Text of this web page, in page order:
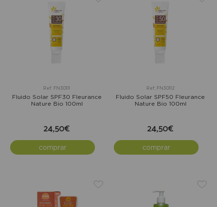
Ref: FN30111
Fluido Solar SPF30 Fleurance
Nature Bio 100ml
24,50€
comprar
Ref: FN30112
Fluido Solar SPF50 Fleurance
Nature Bio 100ml
24,50€
comprar